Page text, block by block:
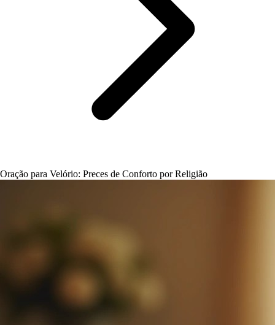
Oração para Velório: Preces de Conforto por Religião